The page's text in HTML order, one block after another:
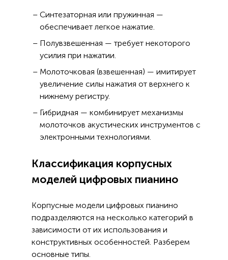
Синтезаторная или пружинная —
обеспечивает легкое нажатие.
Полувзвешенная — требует некоторого
усилия при нажатии.
Молоточковая (взвешенная) — имитирует
увеличение силы нажатия от верхнего к
нижнему регистру.
Гибридная — комбинирует механизмы
молоточков акустических инструментов с
электронными технологиями.
Классификация корпусных
моделей цифровых пианино
Корпусные модели цифровых пианино
подразделяются на несколько категорий в
зависимости от их использования и
конструктивных особенностей. Разберем
основные типы.